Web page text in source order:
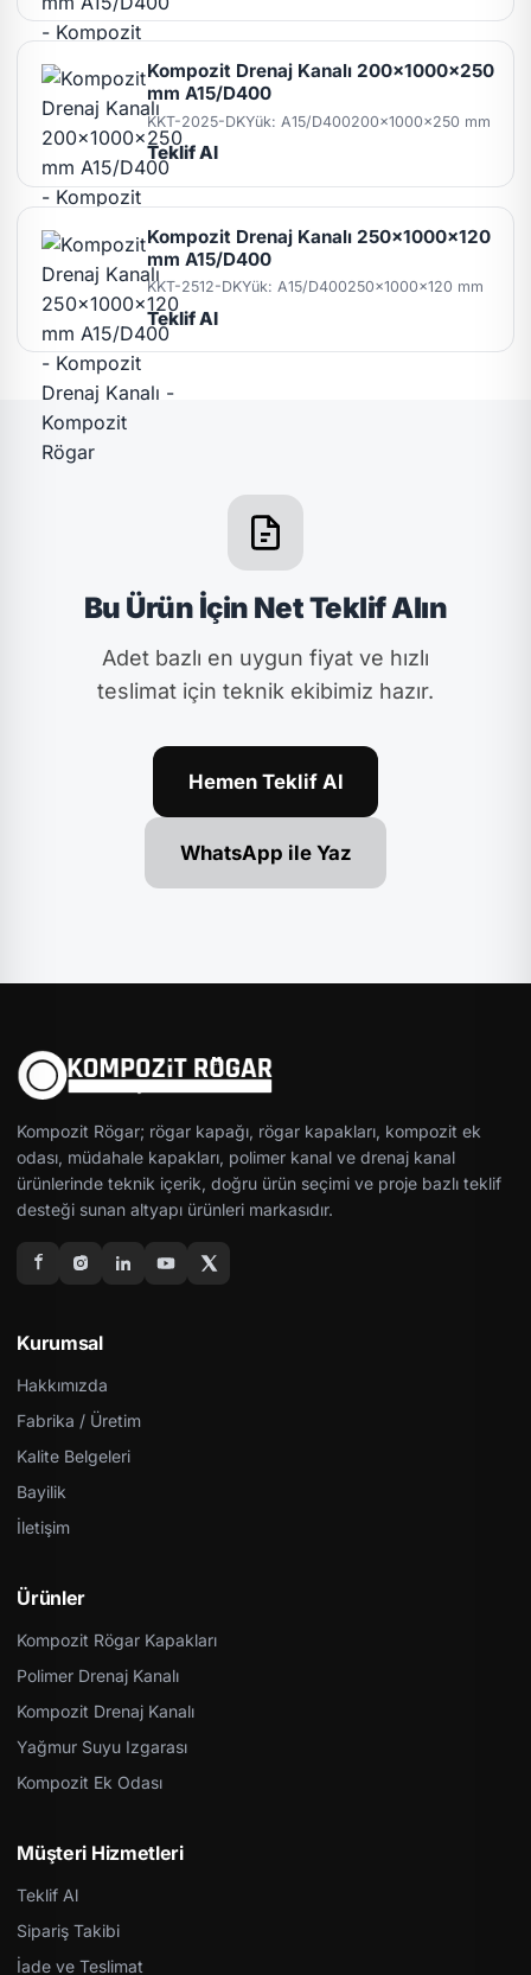
Kompozit Drenaj Kanalı 200x1000x250
mm A15/D400
KKT-2025-DKYük: A15/D400200x1000x250 mm
Teklif Al
Kompozit Drenaj Kanalı 250x1000x120
mm A15/D400
KKT-2512-DKYük: A15/D400250x1000x120 mm
Teklif Al
Bu Ürün İçin Net Teklif Alın
Adet bazlı en uygun fiyat ve hızlı
teslimat için teknik ekibimiz hazır.
Hemen Teklif Al
WhatsApp ile Yaz
Kompozit Rögar; rögar kapağı, rögar kapakları, kompozit ek
odası, müdahale kapakları, polimer kanal ve drenaj kanal
ürünlerinde teknik içerik, doğru ürün seçimi ve proje bazlı teklif
desteği sunan altyapı ürünleri markasıdır.
Kurumsal
Hakkımızda
Fabrika / Üretim
Kalite Belgeleri
Bayilik
İletişim
Ürünler
Kompozit Rögar Kapakları
Polimer Drenaj Kanalı
Kompozit Drenaj Kanalı
Yağmur Suyu Izgarası
Kompozit Ek Odası
Müşteri Hizmetleri
Teklif Al
Sipariş Takibi
İade ve Teslimat